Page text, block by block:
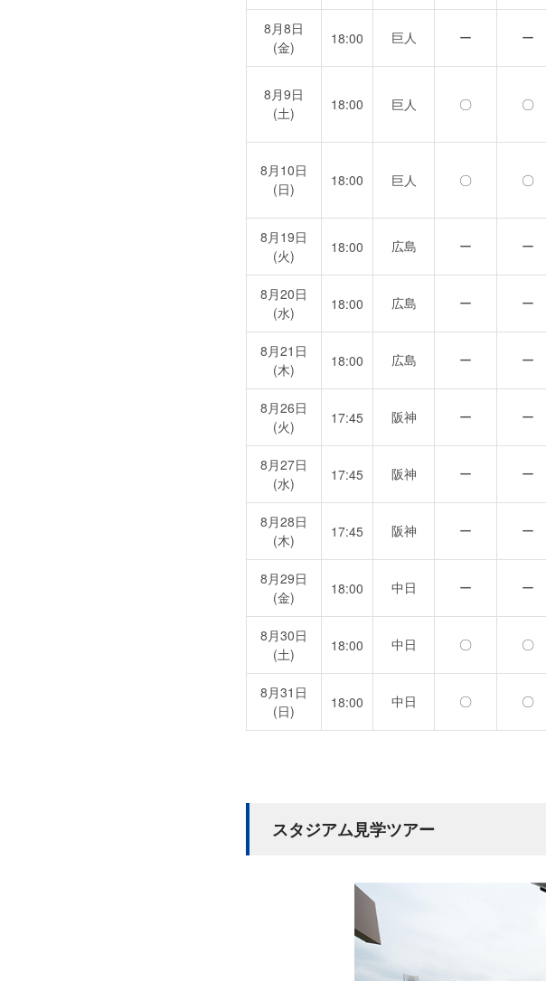
8月8日
(金)
18:00 巨人 ー ー
8月9日
(土)
18:00 巨人 〇 〇
8月10日
(日)
18:00 巨人 〇 〇
8月19日
(火)
18:00 広島 ー ー
8月20日
(水)
18:00 広島 ー ー
8月21日
(木)
18:00 広島 ー ー
8月26日
(火)
17:45 阪神 ー ー
8月27日
(水)
17:45 阪神 ー ー
8月28日
(木)
17:45 阪神 ー ー
8月29日
(金)
18:00 中日 ー ー
8月30日
(土)
18:00 中日 〇 〇
8月31日
(日)
18:00 中日 〇 〇
スタジアム見学ツアー